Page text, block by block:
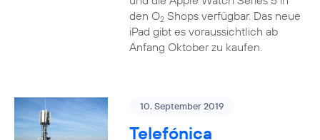
den O2Shops verfügbar. Das neue
iPad gibt es voraussichtlich ab
Anfang Oktober zu kaufen.
10. September 2019
Telefónica